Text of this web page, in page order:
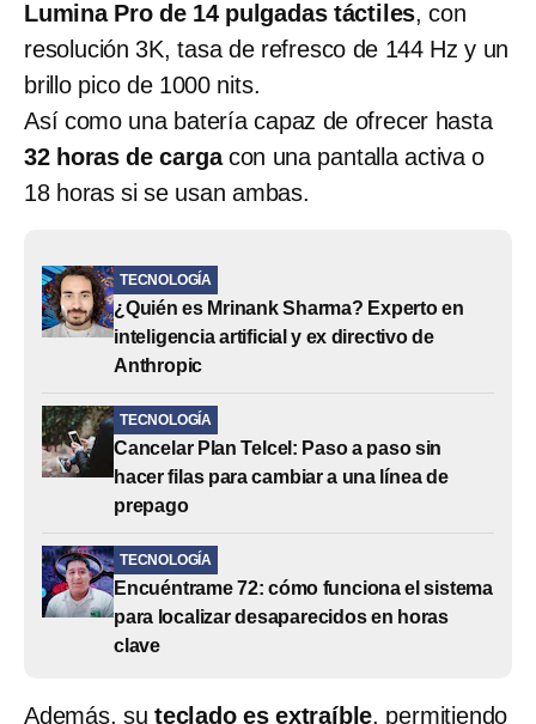
Lumina Pro de 14 pulgadas táctiles, con
resolución 3K, tasa de refresco de 144 Hz y un
brillo pico de 1000 nits.
Así como una batería capaz de ofrecer hasta
32 horas de cargacon una pantalla activa o
18 horas si se usan ambas.
TECNOLOGÍA
¿Quién es Mrinank Sharma? Experto en
inteligencia artificial y ex directivo de
Anthropic
TECNOLOGÍA
Cancelar Plan Telcel: Paso a paso sin
hacer filas para cambiar a una línea de
prepago
TECNOLOGÍA
Encuéntrame 72: cómo funciona el sistema
para localizar desaparecidos en horas
clave
Además, su teclado es extraíble, permitiendo